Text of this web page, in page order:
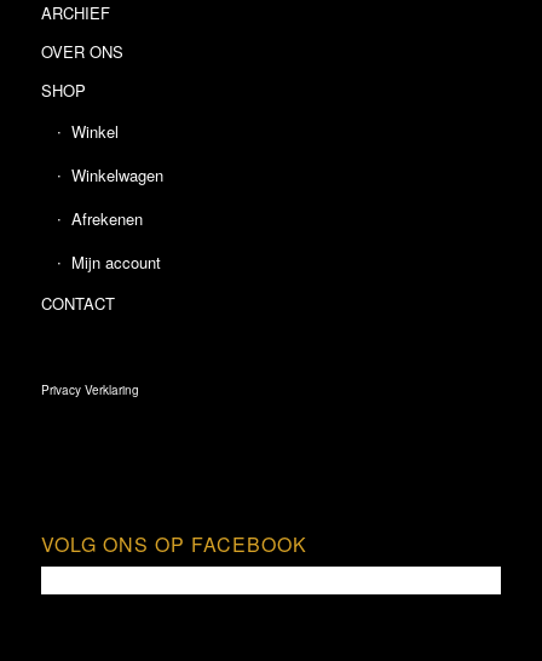
ARCHIEF
OVER ONS
SHOP
Winkel
Winkelwagen
Afrekenen
Mijn account
CONTACT
Privacy Verklaring
VOLG ONS OP FACEBOOK